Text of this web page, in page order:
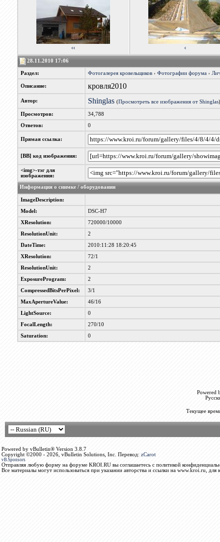
‹‹ ‹
28.11.2010 17:06
Раздел: Фотогалерея кровельщиков› Фотографии форума›
Описание: кровля2010
Автор: Shinglas (Просмотреть все изображения от Shinglas)
Просмотров: 34,788
Ответов: 0
Прямая ссылка:
[BB] код изображения:
<img>-тэг для
изображения:
Информация о снимке / оборудовании
ImageDescription:
Model: DSC-H7
XResolution: 720000/10000
ResolutionUnit: 2
DateTime: 2010:11:28 18:20:45
XResolution: 72/1
ResolutionUnit: 2
ExposureProgram: 2
CompressedBitsPerPixel: 3/1
MaxApertureValue: 46/16
LightSource: 0
FocalLength: 270/10
Saturation: 0
Powered
Текущее
Powered by vBulletin® Version 3.8.7
Copyright ©2000 - 2026, vBulletin Solutions, Inc. Перевод: zCarot
vB.Sponsors
Отправляя любую форму на форуме KROI.RU вы соглашаетесь с политикой
Все материалы могут использоваться при указании авторства и ссылки на www.kroi.ru, для